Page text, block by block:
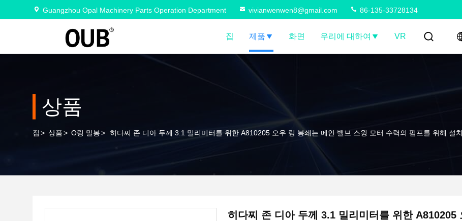
Guangzhou Opal Machinery Parts Operation Department vivianwenwen8@gmail.com 86-135-33728134
집 제품 화면 우리에 대하여 VR
상품
집 > 상품> O링 밀봉> 히다찌 존 디아 두께 3.1 밀리미터를 위한 A810205 오우 링 봉쇄는 메인 밸브 스윙 모터 수력의 펌프를 위해 설
히다찌 존 디아 두께 3.1 밀리미터를 위한 A810205